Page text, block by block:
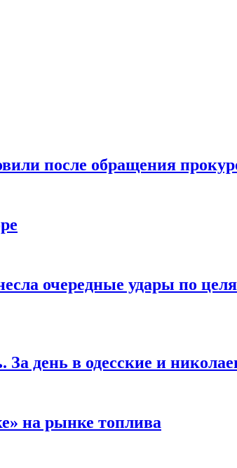
после обращения
очередные удары по
За день в одесские и
на рынке топлива